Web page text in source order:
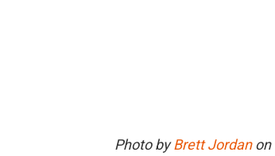
Photo byBrett Jordanon